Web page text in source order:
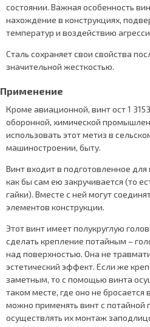
состоянии. Важная особенность
нахождение в конструкциях,
температур и воздействию
Сталь сохраняет свои свойства
значительной жесткостью.
Применение
Кроме авиационной, винт ост 1
оборонной, химической
использовать этот метиз в
машиностроении, быту.
Винт входит в подготовленное для
как бы сам ею закручивается (то
гайки). Вместе с ней могут
элементов конструкции.
Этот винт имеет полукруглую
сделать крепление потайным –
над поверхностью. Она не
эстетический эффект. Если же
заметным, то с помощью винта
таком месте, где оно не бросается
можно применять винт с потайной
осуществлять их монтаж